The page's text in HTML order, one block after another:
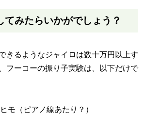
てみたらいかがでしょう？
きるようなジャイロは数十万円以上す
フーコーの振り子実験は、以下だけで
モ（ピアノ線あたり？）